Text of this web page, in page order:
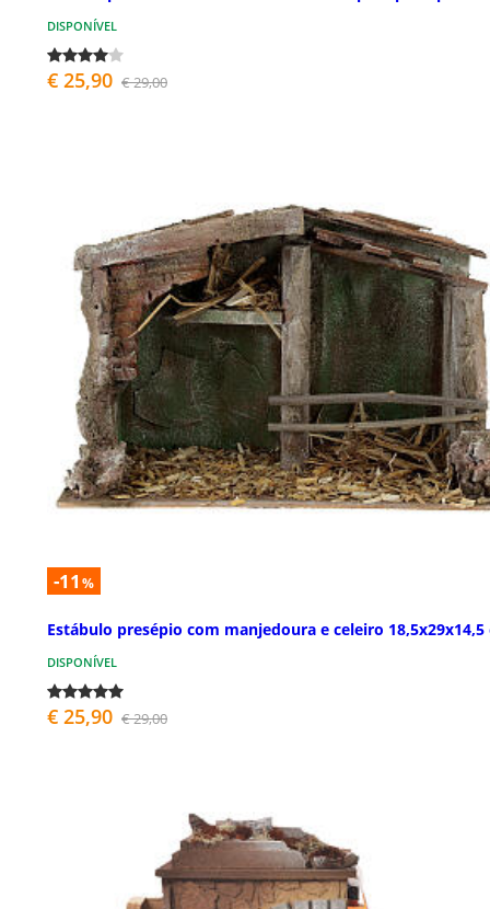
DISPONÍVEL
€ 25,90 € 29,00
-11 %
Estábulo presépio com manjedoura e celeiro 18,5x29x14,5
DISPONÍVEL
€ 25,90 € 29,00